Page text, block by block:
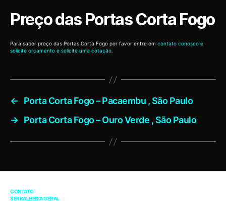
Preço das Portas Corta Fogo
Para saber preço das Portas Corta Fogo por favor entre em contato conosco e
solicite orçamento e solicite uma cotação.
←
Porta Corta Fogo – Pacaembu , São Paulo
→ Porta Corta Fogo – Ouro Verde , São Paulo
CONTATO
SERRALHERIA GERAL